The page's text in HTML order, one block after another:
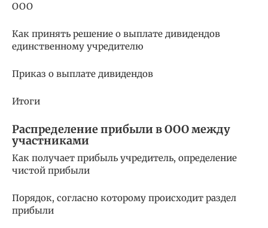
ООО
Как принять решение о выплате дивидендов
единственному учредителю
Приказ о выплате дивидендов
Итоги
Распределение прибыли в ООО между
участниками
Как получает прибыль учредитель, определение
чистой прибыли
Порядок, согласно которому происходит раздел
прибыли